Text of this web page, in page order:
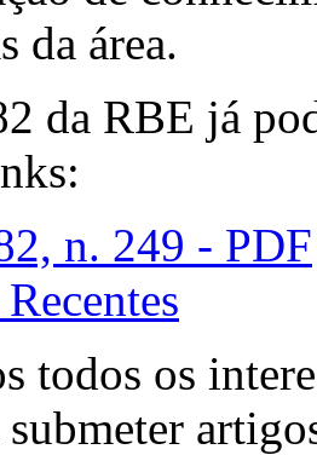
da área.
da RBE já
n. 249 - PDF
todos os
submeter